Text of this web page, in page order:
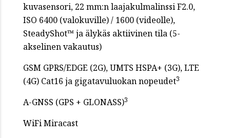
kuvasensori, 22 mm:n laajakulmalinssi F2.0,
ISO 6400 (valokuville) / 1600 (videolle),
SteadyShot™ ja älykäs aktiivinen tila (5-
akselinen vakautus)
GSM GPRS/EDGE (2G), UMTS HSPA+ (3G), LTE
(4G) Cat16 ja gigatavuluokan nopeudet3
A-GNSS (GPS + GLONASS)3
WiFi Miracast